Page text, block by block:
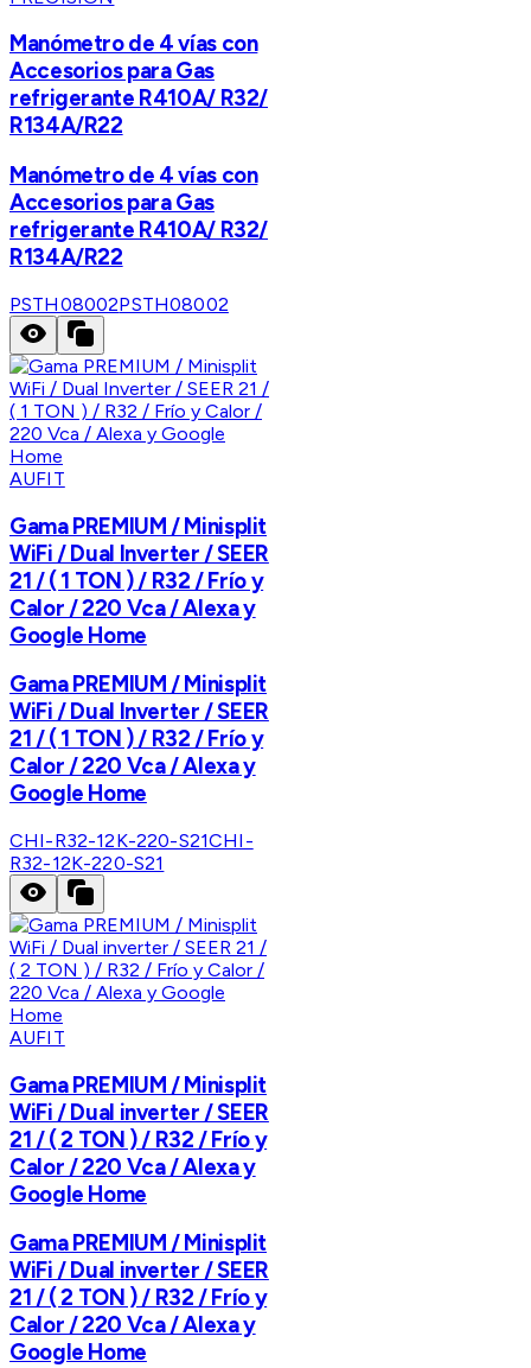
Manómetro de 4 vías con
Accesorios para Gas
refrigerante R410A/ R32/
R134A/R22
Manómetro de 4 vías con
Accesorios para Gas
refrigerante R410A/ R32/
R134A/R22
PSTH08002PSTH08002
AUFIT
Gama PREMIUM / Minisplit
WiFi / Dual Inverter / SEER
21 / ( 1 TON ) / R32 / Frío y
Calor / 220 Vca / Alexa y
Google Home
Gama PREMIUM / Minisplit
WiFi / Dual Inverter / SEER
21 / ( 1 TON ) / R32 / Frío y
Calor / 220 Vca / Alexa y
Google Home
CHI-R32-12K-220-S21CHI-
R32-12K-220-S21
AUFIT
Gama PREMIUM / Minisplit
WiFi / Dual inverter / SEER
21 / ( 2 TON ) / R32 / Frío y
Calor / 220 Vca / Alexa y
Google Home
Gama PREMIUM / Minisplit
WiFi / Dual inverter / SEER
21 / ( 2 TON ) / R32 / Frío y
Calor / 220 Vca / Alexa y
Google Home